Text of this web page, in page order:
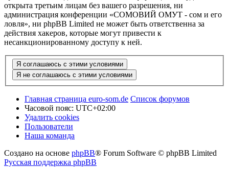
открыта третьим лицам без вашего разрешения, ни
администрация конференции «СОМОВИЙ ОМУТ - сом и его
ловля», ни phpBB Limited не может быть ответственна за
действия хакеров, которые могут привести к
несанкционированному доступу к ней.
Главная страница euro-som.de Список форумов
Часовой пояс: UTC+02:00
Удалить cookies
Пользователи
Наша команда
Создано на основе phpBB® Forum Software © phpBB Limited
Русская поддержка phpBB